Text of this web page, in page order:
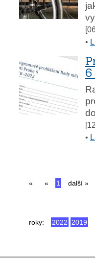
•
•
« « 1 další »
roky: 2022 2019